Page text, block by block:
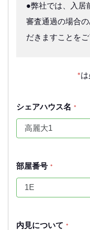
●弊社では、入居
審査通過の場合
だきますことをご
*は
シェアハウス名 *
部屋番号 *
内見について *